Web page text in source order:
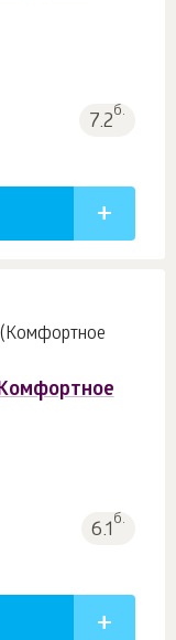
7.2б.
6.1б.